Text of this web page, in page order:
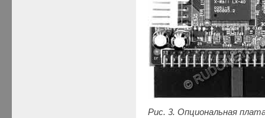
Рис. 3. Опциональная